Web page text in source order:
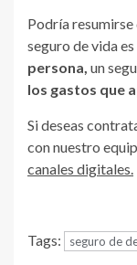
Podría resumirse
seguro de vida
persona, un
los gastos que
Si deseas
con nuestro
canales digitales.
Tags: seguro de